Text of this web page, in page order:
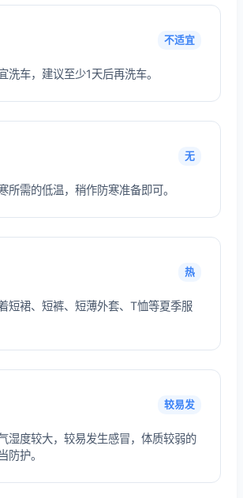
不适宜
洗车，建议至少1天后再洗车。
无
所需的低温，稍作防寒准备即可。
热
短裙、短裤、短薄外套、T恤等夏季服
较易发
湿度较大，较易发生感冒，体质较弱的
防护。